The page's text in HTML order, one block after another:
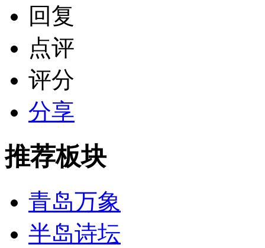
回复
点评
评分
分享
推荐板块
青岛万象
半岛诗坛